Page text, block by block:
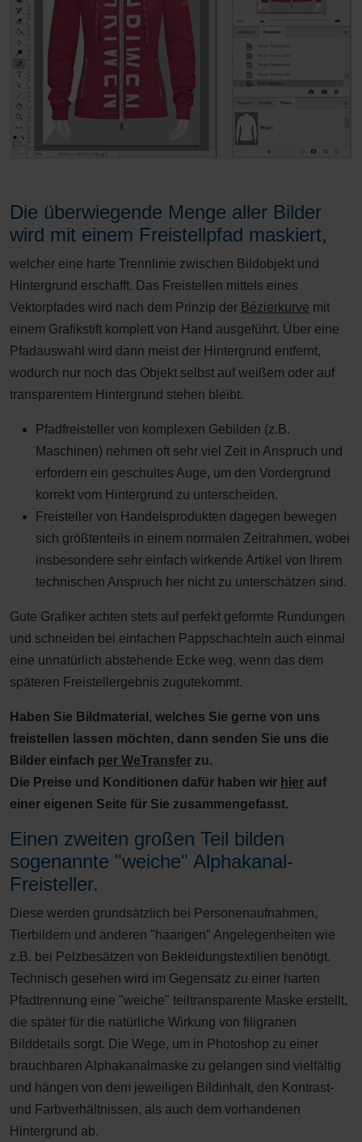
Die überwiegende Menge aller Bilder
wird mit einem Freistellpfad maskiert,
welcher eine harte Trennlinie zwischen Bildobjekt und
Hintergrund erschafft. Das Freistellen mittels eines
Vektorpfades wird nach dem Prinzip der Bézierkurve mit
einem Grafikstift komplett von Hand ausgeführt. Über eine
Pfadauswahl wird dann meist der Hintergrund entfernt,
wodurch nur noch das Objekt selbst auf weißem oder auf
transparentem Hintergrund stehen bleibt.
Pfadfreisteller von komplexen Gebilden (z.B.
Maschinen) nehmen oft sehr viel Zeit in Anspruch und
erfordern ein geschultes Auge, um den Vordergrund
korrekt vom Hintergrund zu unterscheiden.
Freisteller von Handelsprodukten dagegen bewegen
sich größtenteils in einem normalen Zeitrahmen, wobei
insbesondere sehr einfach wirkende Artikel von Ihrem
technischen Anspruch her nicht zu unterschätzen sind.
Gute Grafiker achten stets auf perfekt geformte Rundungen
und schneiden bei einfachen Pappschachteln auch einmal
eine unnatürlich abstehende Ecke weg, wenn das dem
späteren Freistellergebnis zugutekommt.
Haben Sie Bildmaterial, welches Sie gerne von uns
freistellen lassen möchten, dann senden Sie uns die
Bilder einfach per WeTransfer zu.
Die Preise und Konditionen dafür haben wir hier auf
einer eigenen Seite für Sie zusammengefasst.
Einen zweiten großen Teil bilden
sogenannte "weiche" Alphakanal-
Freisteller.
Diese werden grundsätzlich bei Personenaufnahmen,
Tierbildern und anderen "haarigen" Angelegenheiten wie
z.B. bei Pelzbesätzen von Bekleidungstextilien benötigt.
Technisch gesehen wird im Gegensatz zu einer harten
Pfadtrennung eine "weiche" teiltransparente Maske erstellt,
die später für die natürliche Wirkung von filigranen
Bilddetails sorgt. Die Wege, um in Photoshop zu einer
brauchbaren Alphakanalmaske zu gelangen sind vielfältig
und hängen von dem jeweiligen Bildinhalt, den Kontrast-
und Farbverhältnissen, als auch dem vorhandenen
Hintergrund ab.